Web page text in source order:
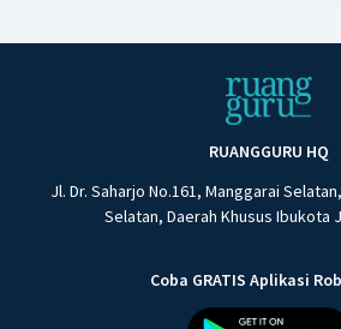
RUANGGURU HQ
Jl. Dr. Saharjo No.161, Manggarai
Selatan, Daerah Khusus Ibukota
Coba GRATIS Aplikasi